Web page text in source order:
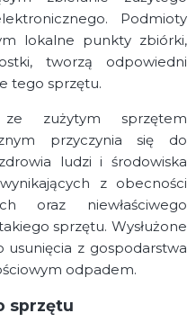
Podmioty
lokalne punkty zbiórki,
tworzą odpowiedni
tego sprzętu.
ze zużytym sprzętem
przyczynia się do
ludzi i środowiska
z obecności
oraz niewłaściwego
sprzętu. Wysłużone
z gospodarstwa
odpadem.
sprzętu